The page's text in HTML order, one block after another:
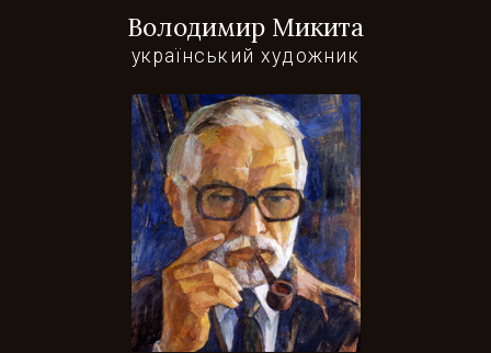
Володимир Микита
український художник